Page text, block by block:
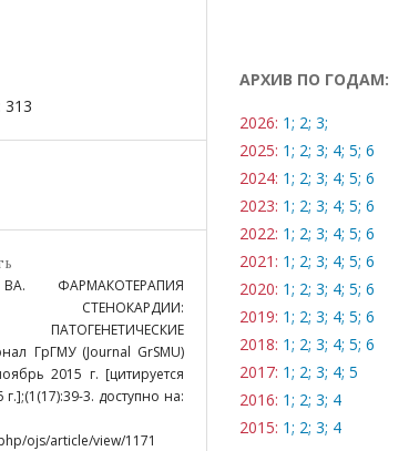
313
ФАРМАКОТЕРАПИЯ
СТЕНОКАРДИИ:
ПАТОГЕНЕТИЧЕСКИЕ
ГрГМУ (Journal GrSMU)
2015 г. [цитируется
г.];(1(17):39-3. доступно на:
ojs/article/view/1171
АРХИВ ПО ГОДАМ:
2026: 1; 2; 3;
2025: 1; 2; 3; 4; 5; 6
2024: 1; 2; 3; 4; 5; 6
2023: 1; 2; 3; 4; 5; 6
2022: 1; 2; 3; 4; 5; 6
2021: 1; 2; 3; 4; 5; 6
2020: 1; 2; 3; 4; 5; 6
2019: 1; 2; 3; 4; 5; 6
2018: 1; 2; 3; 4; 5; 6
2017: 1; 2; 3; 4; 5
2016: 1; 2; 3; 4
2015: 1; 2; 3; 4